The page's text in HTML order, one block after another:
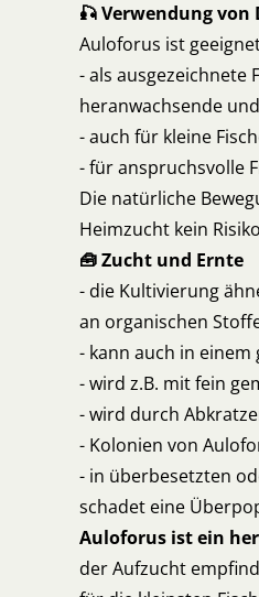
🎣 Verwendung
Auloforus ist
- als ausgezeichnete
heranwachsende
- auch für kleine
- für anspruchsvolle
Die natürliche
Heimzucht kein
🧰 Zucht und Ernte
- die Kultivierung
an organischen
- kann auch in
- wird z.B. mit fein
- wird durch
- Kolonien von
- in überbesetzten
schadet eine
Auloforus ist ein
der Aufzucht